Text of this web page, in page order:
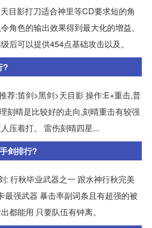
目影打刀适合神里等CD要求短的角
角色的输出效果得到最大化的增益。
后可以提供454点基础攻击以及。
?
荐:笛剑>黑剑>天目影 操作:E+重击,普
刻晴是比较好的走向,刻晴重击有较强
压着打。 雷伤刻晴四星...
剑排行?
: 行秋毕业武器之一 跟水神行秋完美
最强武器 暴击率副词条且有超强的被
都能用 只要队伍有钟离。